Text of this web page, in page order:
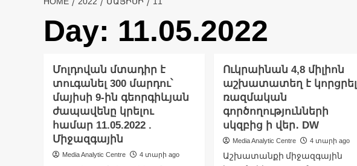
Day: 11.05.2022
Մոլդովան մտադիր է
տուգանել 300 մարդու՝
մայիսի 9-ին գեորգիևյան
ժապավենը կրելու
համար 11.05.2022 .
Միջազգային
Media Analytic Centre 4 տարի ago
Ուկրաինան 4,8 միլիոն
աշխատատեղ է կորցրել
ռազմական
գործողությունների
սկզբից ի վեր․ DW
Media Analytic Centre 4 տարի ago
Աշխատանքի միջազգային